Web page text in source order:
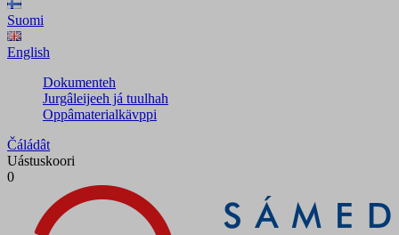
Suomi
English
Dokumenteh
Jurgâleijeeh já tuulhah
Oppâmaterialkävppi
Čáládât
Uástuskoori
0